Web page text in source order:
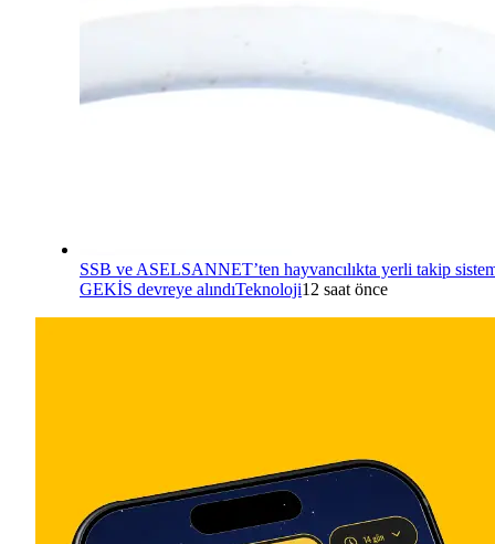
SSB ve ASELSANNET’ten hayvancılıkta yerli takip
GEKİS devreye alındıTeknoloji12 saat önce